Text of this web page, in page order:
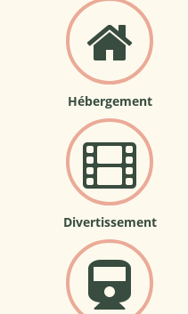
Hébergement
Divertissement